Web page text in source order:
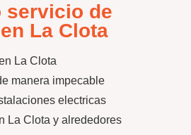
servicio de
La Clota
La Clota
manera impecable
electricas
La Clota y alrededores